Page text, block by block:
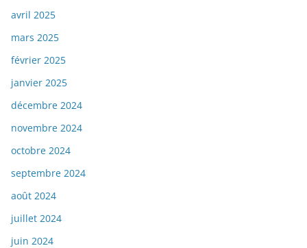
avril 2025
mars 2025
février 2025
janvier 2025
décembre 2024
novembre 2024
octobre 2024
septembre 2024
août 2024
juillet 2024
juin 2024